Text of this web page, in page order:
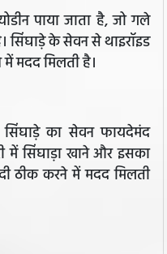
पाया जाता है, जो गले
सिंघाड़े के सेवन से थाइरॉइड
मदद मिलती है।
का सेवन फायदेमंद
में सिंघाड़ा खाने और इसका
ठीक करने में मदद मिलती